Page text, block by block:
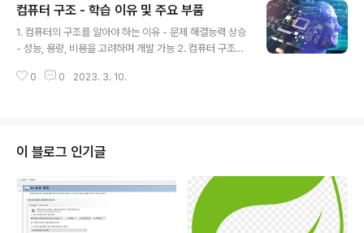
컴퓨터 구조 - 학습 이유 및 주요 부품
1. 컴퓨터의 구조를 알아야 하는 이유 - 문제 해결능력 상승
- 성능, 용량, 비용을 고려하며 개발 가능 2. 컴퓨터 구조의
부품0 0 2023. 3. 10.
이 블로그 인기글